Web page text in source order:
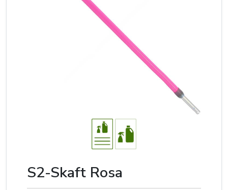
S2-Skaft Rosa